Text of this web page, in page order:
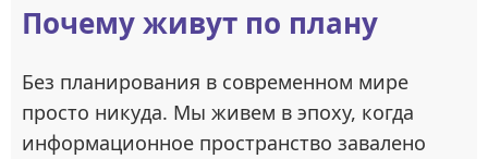
Почему живут по плану
Без планирования в современном мире
просто никуда. Мы живем в эпоху, когда
информационное пространство завалено